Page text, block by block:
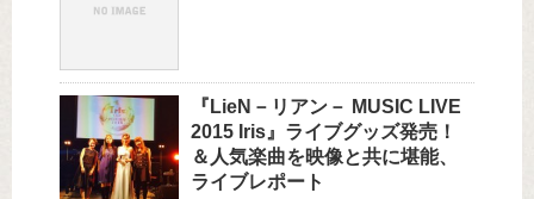
『LieN－リアン－ MUSIC LIVE
2015 Iris』ライブグッズ発売！
＆人気楽曲を映像と共に堪能、
ライブレポート